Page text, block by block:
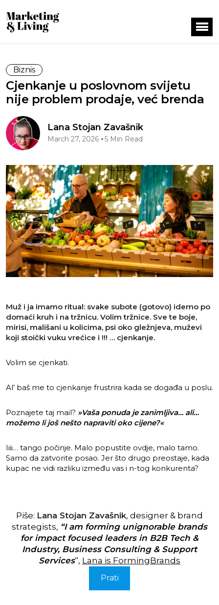
Biznis
Cjenkanje u poslovnom svijetu
nije problem prodaje, već brenda
Lana Stojan Zavašnik
March 27, 2026 5 Min Read
Muž i ja imamo ritual: svake subote (gotovo) idemo po
domaći kruh i na tržnicu. Volim tržnice. Sve te boje,
mirisi, mališani u kolicima, psi oko gležnjeva, muževi
koji stoički vuku vrećice i !!! … cjenkanje.
Volim se cjenkati.
Al’ baš me to cjenkanje frustrira kada se događa u poslu.
Poznajete taj mail? »Vaša ponuda je zanimljiva… ali…
možemo li još nešto napraviti oko cijene?«
Iiii… tango počinje. Malo popustite ovdje, malo tamo.
Samo da zatvorite posao. Jer što drugo preostaje, kada
kupac ne vidi razliku između vas i n-tog konkurenta?
Piše: Lana Stojan Zavašnik, designer & brand
strategists, “I am forming unignorable brands
for impact focused leaders in B2B Tech &
Industry, Business Consulting & Support
Services“, Lana is FormingBrands
Prati